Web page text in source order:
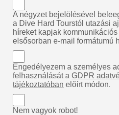
A négyzet bejelölésével
a Dive Hard Tourstól utazási
híreket kapjak
elsősorban e-mail formátumú
Engedélyezem a személyes
felhasználását aGDPR
tájékoztatóban előírt módon.
Nem vagyok robot!